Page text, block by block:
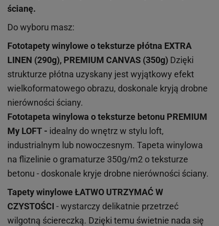
ścianę.
Do wyboru masz:
Fototapety winylowe oteksturze płótna EXTRA
LINEN (290g), PREMIUM CANVAS (350g) Dzięki
strukturze płótna uzyskany jest wyjątkowy efekt
wielkoformatowego obrazu, doskonale kryją drobne
nierówności ściany.
Fototapeta winylowa oteksturze betonu PREMIUM
My LOFT - idealny do wnętrz w stylu loft,
industrialnym lub nowoczesnym. Tapeta winylowa
na flizelinie o gramaturze 350g/m2 o teksturze
betonu - doskonale kryje drobne nierówności ściany.
Tapety winyloweŁATWO UTRZYMAĆ W
CZYSTOŚCI - wystarczy delikatnie przetrzeć
wilgotną ściereczką. Dzięki temu świetnie nada się